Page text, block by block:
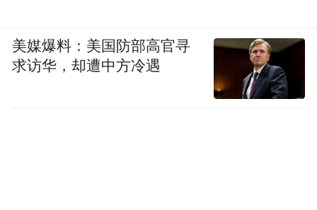
美媒爆料：美国防部高官寻
求访华，却遭中方冷遇